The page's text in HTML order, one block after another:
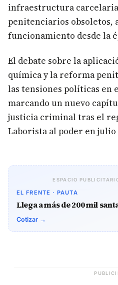
infraestructura
penitenciarios obsoletos,
funcionamiento desde la
El debate sobre la
química y la reforma
las tensiones políticas en
marcando un nuevo
justicia criminal tras el
Laborista al poder en julio
ESPACIO
EL FRENTE · PAUTA
Llega a más de 200 mil
Cotizar →